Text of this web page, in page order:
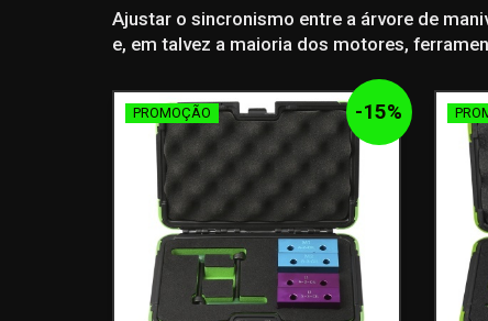
Ajustar o sincronismo entre a árvore de
e, em talvez a maioria dos motores,
-15%
PROMOÇÃO